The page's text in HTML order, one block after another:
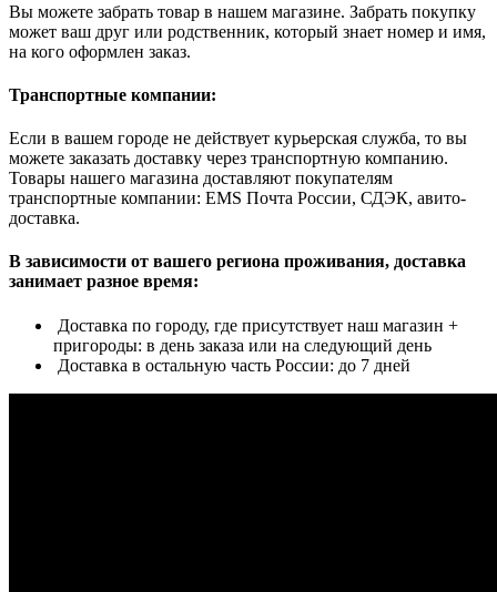
Вы можете забрать товар в нашем магазине. Забрать покупку
может ваш друг или родственник, который знает номер и имя,
на кого оформлен заказ.
Транспортные компании:
Если в вашем городе не действует курьерская служба, то вы
можете заказать доставку через транспортную компанию.
Товары нашего магазина доставляют покупателям
транспортные компании: EMS Почта России, СДЭК, авито-
доставка.
В зависимости от вашего региона проживания, доставка
занимает разное время:
Доставка по городу, где присутствует наш магазин +
пригороды: в день заказа или на следующий день
Доставка в остальную часть России: до 7 дней